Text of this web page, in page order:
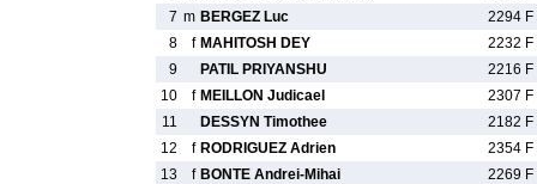
7 m BERGEZ Luc
2294 F
8
f MAHITOSH DEY
2232 F
9
PATIL PRIYANSHU
2216 F
10
f MEILLON Judicael
2307 F
11
DESSYN Timothee
2182 F
12
f RODRIGUEZ Adrien
2354 F
13
f BONTE Andrei-Mihai
2269 F